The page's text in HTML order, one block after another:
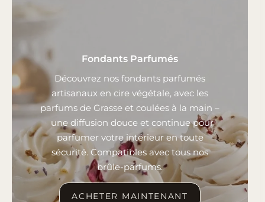
Fondants Parfumés
Découvrez nos fondants parfumés
artisanaux en cire végétale, avec les
parfums de Grasse et coulées à la main –
une diffusion douce et continue pour
parfumer votre intérieur en toute
sécurité. Compatibles avec tous nos
brûle-parfums.
ACHETER MAINTENANT